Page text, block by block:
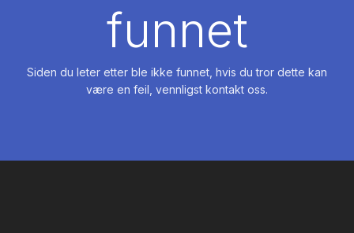
funnet
Siden du leter etter ble ikke funnet, hvis du tror dette kan
være en feil, vennligst kontakt oss.